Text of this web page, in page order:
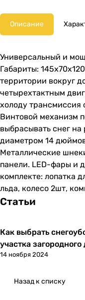
Описание
Универсальный и
Габариты:
территории вокруг
четырехтактным
холоду
Винтовой механизм
выбрасывать снег на
диаметром 14
Металлические
панели. LED-фары и
комплекте: лопатка
льда, колесо 2шт,
Статьи
Как выбрать
участка загородного
14 ноября 2024
Назад к списку